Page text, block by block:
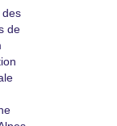
des
de